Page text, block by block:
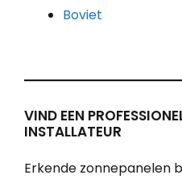
Boviet
VIND EEN
INSTALLATEUR
Erkende zonnepanelen